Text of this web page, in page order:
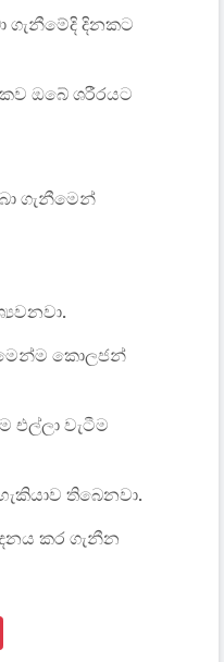
දිනකට
ඔබේ ශරීරයට
ගැනීමෙන්
කොලජන්
වැටීම
තිබෙනවා.
කර ගැනීන